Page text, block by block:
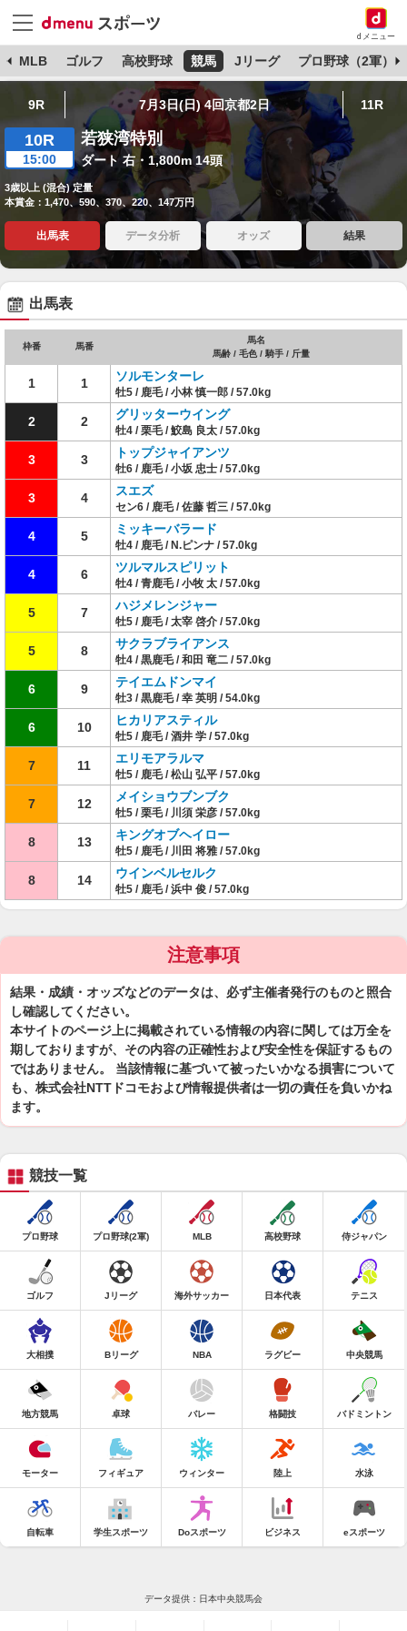
dメニュー
MLB ゴルフ 高校野球 競馬 Jリーグ プロ野球（2軍）
9R 7月3日(日) 4回京都2日 11R
10R
15:00
若狭湾特別
ダート 右・1,800m 14頭
3歳以上 (混合) 定量
本賞金：1,470、590、370、220、147万円
出馬表 データ分析 オッズ 結果
出馬表
枠番 馬番
馬名
馬齢 / 毛色 / 騎手 / 斤量
1 1 ソルモンターレ
牡5 / 鹿毛 / 小林 慎一郎 / 57.0kg
2 2 グリッターウイング
牡4 / 栗毛 / 鮫島 良太 / 57.0kg
3 3 トップジャイアンツ
牡6 / 鹿毛 / 小坂 忠士 / 57.0kg
3 4 スエズ
セン6 / 鹿毛 / 佐藤 哲三 / 57.0kg
4 5 ミッキーバラード
牡4 / 鹿毛 / N.ピンナ / 57.0kg
4 6 ツルマルスピリット
牡4 / 青鹿毛 / 小牧 太 / 57.0kg
5 7 ハジメレンジャー
牡5 / 鹿毛 / 太宰 啓介 / 57.0kg
5 8 サクラブライアンス
牡4 / 黒鹿毛 / 和田 竜二 / 57.0kg
6 9 テイエムドンマイ
牡3 / 黒鹿毛 / 幸 英明 / 54.0kg
6 10 ヒカリアスティル
牡5 / 鹿毛 / 酒井 学 / 57.0kg
7 11 エリモアラルマ
牡5 / 鹿毛 / 松山 弘平 / 57.0kg
7 12 メイショウブンブク
牡5 / 栗毛 / 川須 栄彦 / 57.0kg
8 13 キングオブヘイロー
牡5 / 鹿毛 / 川田 将雅 / 57.0kg
8 14 ウインベルセルク
牡5 / 鹿毛 / 浜中 俊 / 57.0kg
注意事項
結果・成績・オッズなどのデータは、必ず主催者発行のものと照合
し確認してください。
本サイトのページ上に掲載されている情報の内容に関しては万全を
期しておりますが、その内容の正確性および安全性を保証するもの
ではありません。 当該情報に基づいて被ったいかなる損害について
も、株式会社NTTドコモおよび情報提供者は一切の責任を負いかね
ます。
競技一覧
プロ野球 プロ野球(2軍) MLB 高校野球 侍ジャパン
ゴルフ Jリーグ 海外サッカー 日本代表 テニス
大相撲 Bリーグ NBA ラグビー 中央競馬
地方競馬 卓球 バレー 格闘技 バドミントン
モーター フィギュア ウィンター 陸上 水泳
自転車 学生スポーツ Doスポーツ ビジネス eスポーツ
データ提供：日本中央競馬会